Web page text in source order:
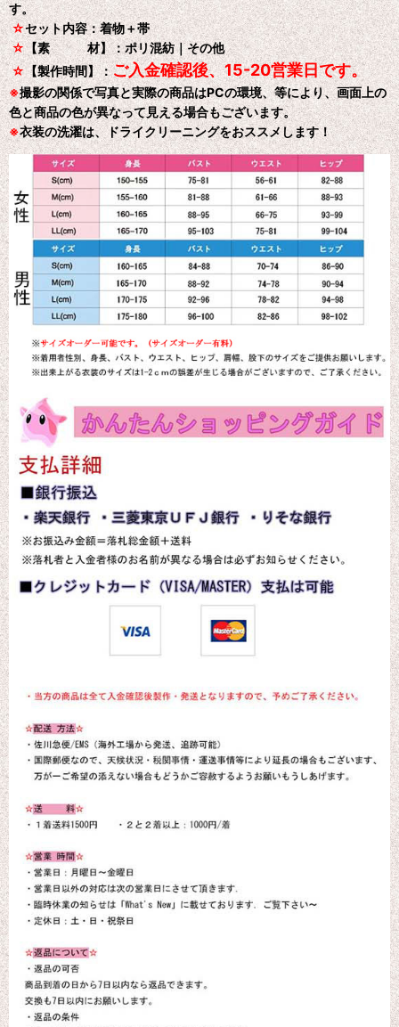
す。
☆セット内容：着物＋帯
☆【素 材】：ポリ混紡｜その他
☆【製作時間】：ご入金確認後、15-20営業日です。
※撮影の関係で写真と実際の商品はPCの環境、等により、画面上の
色と商品の色が異なって見える場合もございます。
※衣装の洗濯は、ドライクリーニングをおススメします！